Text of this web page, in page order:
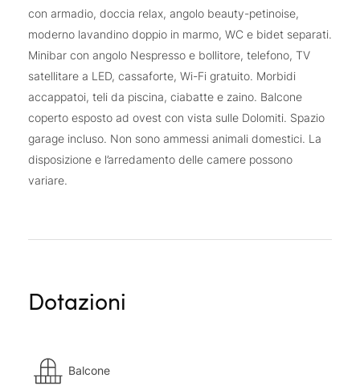
con armadio, doccia relax, angolo beauty-petinoise,
moderno lavandino doppio in marmo, WC e bidet separati.
Minibar con angolo Nespresso e bollitore, telefono, TV
satellitare a LED, cassaforte, Wi-Fi gratuito. Morbidi
accappatoi, teli da piscina, ciabatte e zaino. Balcone
coperto esposto ad ovest con vista sulle Dolomiti. Spazio
garage incluso. Non sono ammessi animali domestici. La
disposizione e l’arredamento delle camere possono
variare.
Dotazioni
Balcone